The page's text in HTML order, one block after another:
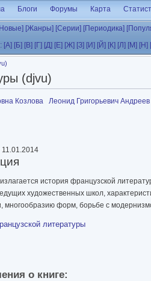
Блоги Форумы Карта
[Жанры] [Серии] [Периодика]
[А] [Б] [В] [Г] [Д] [Е] [Ж] [З] [И] [Й] [К] [Л] [М] [Н]
(djvu)
Козлова Леонид Григорьевич Андреев
история французской
художественных школ,
многообразию форм, борьбе с
литературы
о книге: